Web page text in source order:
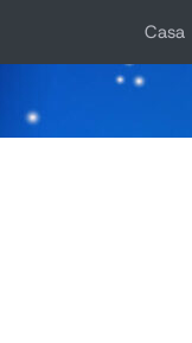
conteúdo
Casa